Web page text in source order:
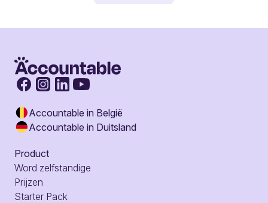
Accountable in België
Accountable in Duitsland
Product
Word zelfstandige
Prijzen
Starter Pack